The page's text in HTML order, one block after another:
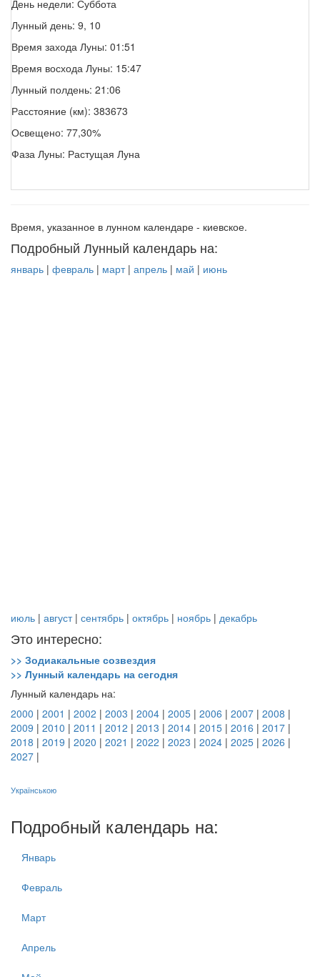
День недели: Суббота
Лунный день: 9, 10
Время захода Луны: 01:51
Время восхода Луны: 15:47
Лунный полдень: 21:06
Расстояние (км): 383673
Освещено: 77,30%
Фаза Луны: Растущая Луна
Время, указанное в лунном календаре - киевское.
Подробный Лунный календарь на:
январь | февраль | март| апрель | май | июнь
июль | август| сентябрь | октябрь | ноябрь | декабрь
Это интересно:
>> Зодиакальные созвездия
>> Лунный календарь на сегодня
Лунный календарь на:
2000 | 2001 | 2002 | 2003 | 2004 | 2005 | 2006 | 2007 | 2008 |
2009 | 2010 | 2011 | 2012 | 2013 | 2014 | 2015 | 2016 | 2017 |
2018 | 2019 | 2020 | 2021 | 2022 | 2023 | 2024 | 2025 | 2026 |
2027 |
Українською
Подробный календарь на:
Январь
Февраль
Март
Апрель